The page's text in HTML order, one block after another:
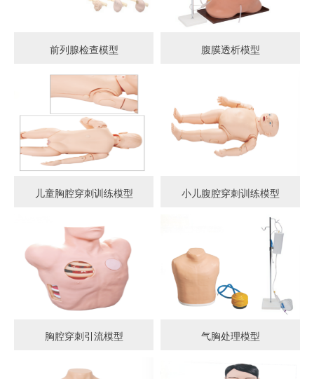
前列腺检查模型 腹膜透析模型
儿童胸腔穿刺训练模型 小儿腹腔穿刺训练模型
胸腔穿刺引流模型 气胸处理模型